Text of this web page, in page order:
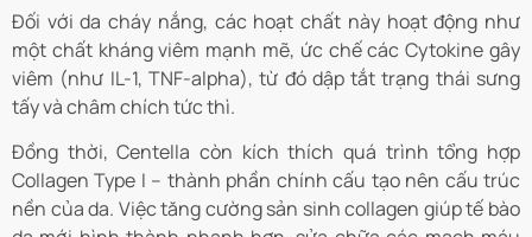
Đối với da cháy nắng, các hoạt chất này hoạt động như
một chất kháng viêm mạnh mẽ, ức chế các Cytokine gây
viêm (như IL-1, TNF-alpha), từ đó dập tắt trạng thái sưng
tấy và châm chích tức thì.
Đồng thời, Centella còn kích thích quá trình tổng hợp
Collagen Type I – thành phần chính cấu tạo nên cấu trúc
nền của da. Việc tăng cường sản sinh collagen giúp tế bào